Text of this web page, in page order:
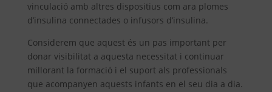
vinculació amb altres dispositius com ara plomes
d’insulina connectades o infusors d’insulina.
Considerem que aquest és un pas important per
donar visibilitat a aquesta necessitat i continuar
millorant la formació i el suport als professionals
que acompanyen aquests infants en el seu dia a dia.